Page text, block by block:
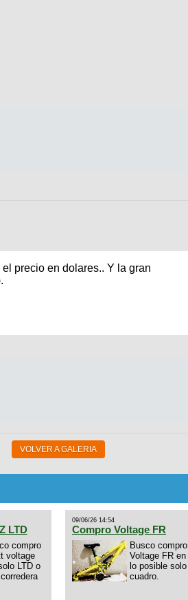
precio en dolares.. Y la gran
VOLVER A GALERIA
LTD
compro
voltage
LTD o
09/06/26 14:54
Compro Voltage FR
Busco compro
Voltage FR en
lo posible solo
cuadro.